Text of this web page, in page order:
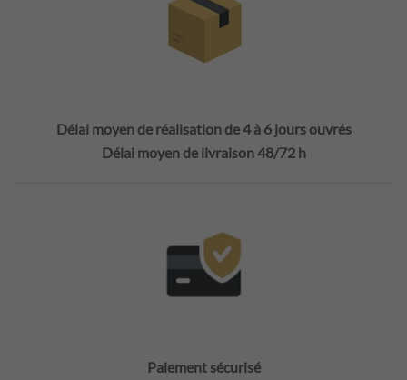
Délai moyen de réalisation de 4 à 6 jours ouvrés
Délai moyen de livraison 48/72 h
Paiement sécurisé